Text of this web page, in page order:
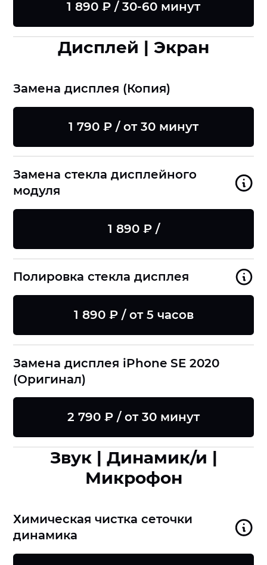
1 890 ₽ / 30-60 минут
Дисплей | Экран
Замена дисплея (Копия)
1 790 ₽ / от 30 минут
Замена стекла дисплейного
модуля
1 890 ₽ /
Полировка стекла дисплея
1 890 ₽ / от 5 часов
Замена дисплея iPhone SE 2020
(Оригинал)
2 790 ₽ / от 30 минут
Звук | Динамик/и |
Микрофон
Химическая чистка сеточки
динамика